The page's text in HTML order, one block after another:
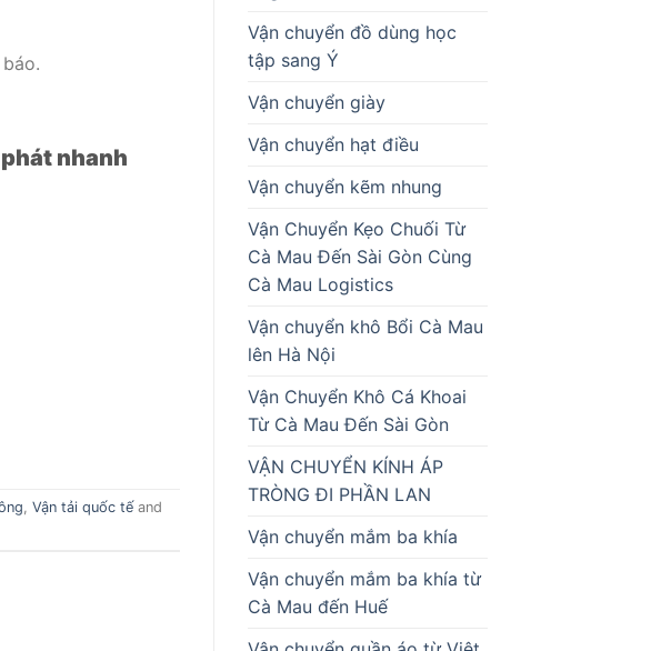
nhanh
, Vận tải quốc tếand
Vận chuyển đồ dùng học
tập sang Ý
Vận chuyển giày
Vận chuyển hạt điều
Vận chuyển kẽm nhung
Vận Chuyển Kẹo Chuối Từ
Cà Mau Đến Sài Gòn Cùng
Cà Mau Logistics
Vận chuyển khô Bổi Cà Mau
lên Hà Nội
Vận Chuyển Khô Cá Khoai
Từ Cà Mau Đến Sài Gòn
VẬN CHUYỂN KÍNH ÁP
TRÒNG ĐI PHẦN LAN
Vận chuyển mắm ba khía
Vận chuyển mắm ba khía từ
Cà Mau đến Huế